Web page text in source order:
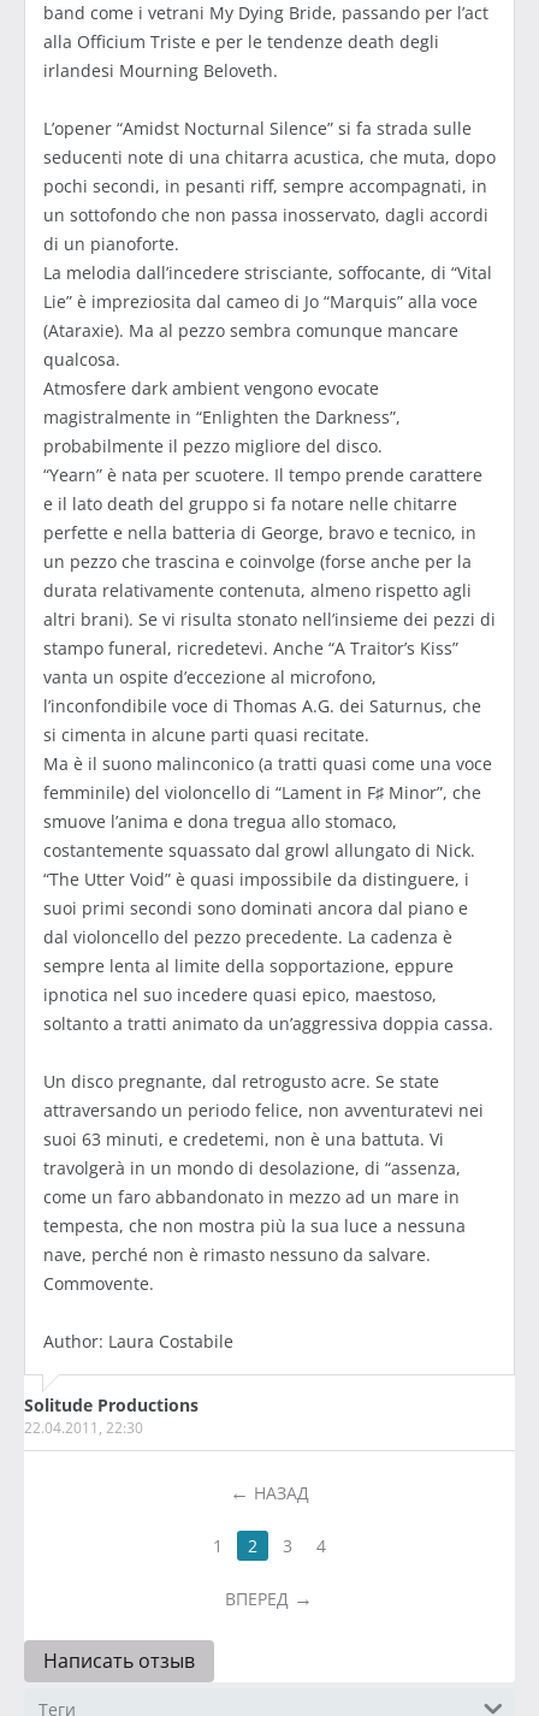
band come i vetrani My Dying Bride, passando per l’act
alla Officium Triste e per le tendenze death degli
irlandesi Mourning Beloveth.
L’opener “Amidst Nocturnal Silence” si fa strada sulle
seducenti note di una chitarra acustica, che muta, dopo
pochi secondi, in pesanti riff, sempre accompagnati, in
un sottofondo che non passa inosservato, dagli accordi
di un pianoforte.
La melodia dall’incedere strisciante, soffocante, di “Vital
Lie” è impreziosita dal cameo di Jo “Marquis” alla voce
(Ataraxie). Ma al pezzo sembra comunque mancare
qualcosa.
Atmosfere dark ambient vengono evocate
magistralmente in “Enlighten the Darkness”,
probabilmente il pezzo migliore del disco.
“Yearn” è nata per scuotere. Il tempo prende carattere
e il lato death del gruppo si fa notare nelle chitarre
perfette e nella batteria di George, bravo e tecnico, in
un pezzo che trascina e coinvolge (forse anche per la
durata relativamente contenuta, almeno rispetto agli
altri brani). Se vi risulta stonato nell’insieme dei pezzi di
stampo funeral, ricredetevi. Anche “A Traitor’s Kiss”
vanta un ospite d’eccezione al microfono,
l’inconfondibile voce di Thomas A.G. dei Saturnus, che
si cimenta in alcune parti quasi recitate.
Ma è il suono malinconico (a tratti quasi come una voce
femminile) del violoncello di “Lament in F♯ Minor”, che
smuove l’anima e dona tregua allo stomaco,
costantemente squassato dal growl allungato di Nick.
“The Utter Void” è quasi impossibile da distinguere, i
suoi primi secondi sono dominati ancora dal piano e
dal violoncello del pezzo precedente. La cadenza è
sempre lenta al limite della sopportazione, eppure
ipnotica nel suo incedere quasi epico, maestoso,
soltanto a tratti animato da un’aggressiva doppia cassa.
Un disco pregnante, dal retrogusto acre. Se state
attraversando un periodo felice, non avventuratevi nei
suoi 63 minuti, e credetemi, non è una battuta. Vi
travolgerà in un mondo di desolazione, di “assenza,
come un faro abbandonato in mezzo ad un mare in
tempesta, che non mostra più la sua luce a nessuna
nave, perché non è rimasto nessuno da salvare.
Commovente.
Author: Laura Costabile
Solitude Productions
22.04.2011, 22:30
НАЗАД
1 2 3 4
ВПЕРЕД
Написать отзыв
Теги